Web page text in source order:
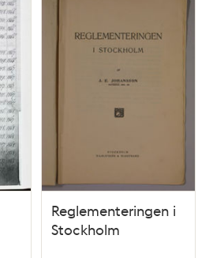
Reglementeringen i
Stockholm